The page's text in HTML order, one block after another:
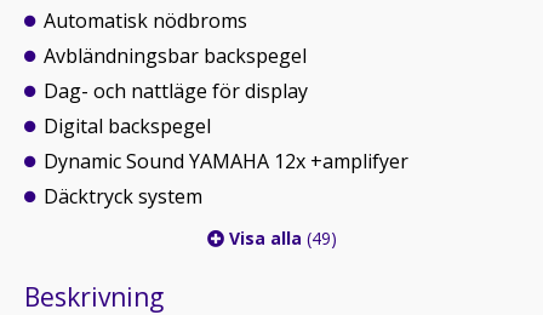
Automatisk nödbroms
Avbländningsbar backspegel
Dag- och nattläge för display
Digital backspegel
Dynamic Sound YAMAHA 12x +amplifyer
Däcktryck system
Visa alla (49)
Beskrivning